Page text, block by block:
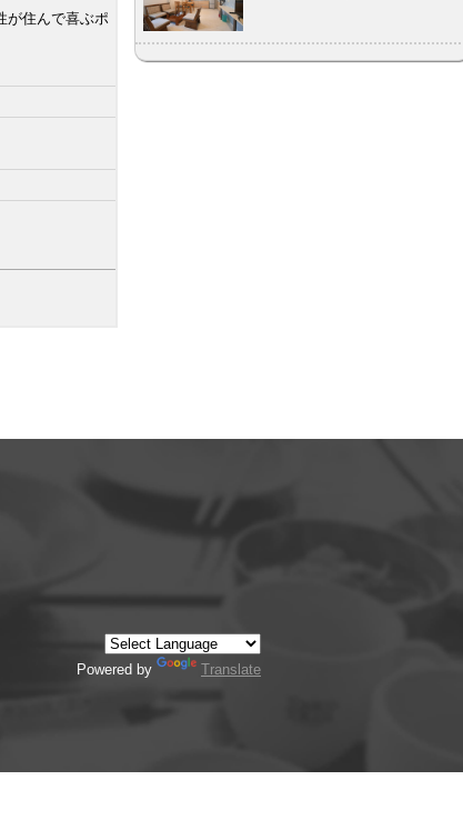
が住んで喜ぶポ
Powered by Translate